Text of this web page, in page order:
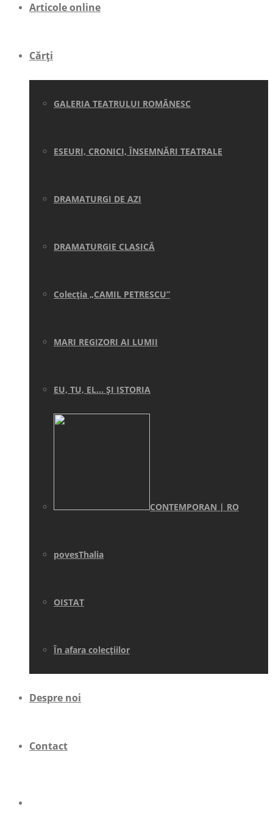
Articole online
Cărți
GALERIA TEATRULUI ROMÂNESC
ESEURI, CRONICI, ÎNSEMNĂRI TEATRALE
DRAMATURGI DE AZI
DRAMATURGIE CLASICĂ
Colecţia „CAMIL PETRESCU”
MARI REGIZORI AI LUMII
EU, TU, EL… ŞI ISTORIA
CONTEMPORAN | RO
povesThalia
OISTAT
În afara colecţiilor
Despre noi
Contact